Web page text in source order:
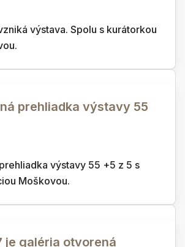
výstava. Spolu s kurátorkou
prehliadka výstavy 55
výstavy 55 +5 z 5 s
Moškovou.
je galéria otvorená